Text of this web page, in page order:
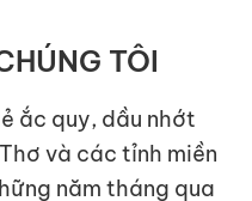
TÔI
ắc quy, dầu nhớt
và các tỉnh miền
năm tháng qua